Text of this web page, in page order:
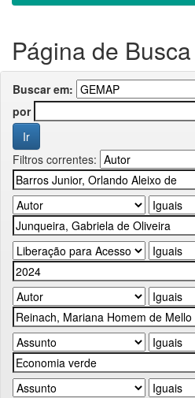
Página de Busca
Buscar em:
por
Filtros correntes: